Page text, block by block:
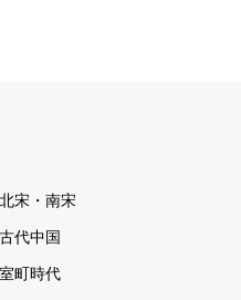
北宋・南宋
古代中国
室町時代